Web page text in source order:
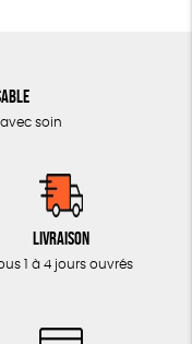
soin
Livraison
1 à 4 jours ouvrés